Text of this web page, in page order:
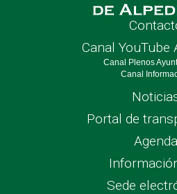
Canal YouTube
Canal Plenos
Canal
Portal de
Agenda
Sede